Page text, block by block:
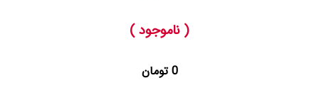
( ناموجود )
0 تومان